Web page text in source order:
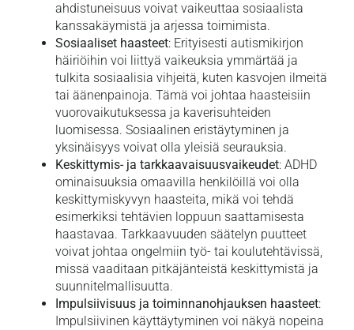
ahdistuneisuus voivat vaikeuttaa sosiaalista
kanssakäymistä ja arjessa toimimista.
Sosiaaliset haasteet: Erityisesti autismikirjon
häiriöihin voi liittyä vaikeuksia ymmärtää ja
tulkita sosiaalisia vihjeitä, kuten kasvojen ilmeitä
tai äänenpainoja. Tämä voi johtaa haasteisiin
vuorovaikutuksessa ja kaverisuhteiden
luomisessa. Sosiaalinen eristäytyminen ja
yksinäisyys voivat olla yleisiä seurauksia.
Keskittymis- ja tarkkaavaisuusvaikeudet: ADHD
ominaisuuksia omaavilla henkilöillä voi olla
keskittymiskyvyn haasteita, mikä voi tehdä
esimerkiksi tehtävien loppuun saattamisesta
haastavaa. Tarkkaavuuden säätelyn puutteet
voivat johtaa ongelmiin työ- tai koulutehtävissä,
missä vaaditaan pitkäjänteistä keskittymistä ja
suunnitelmallisuutta.
Impulsiivisuus ja toiminnanohjauksen haasteet:
Impulsiivinen käyttäytyminen voi näkyä nopeina